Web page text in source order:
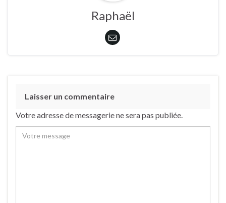
Raphaël
Laisser un commentaire
Votre adresse de messagerie ne sera pas publiée.